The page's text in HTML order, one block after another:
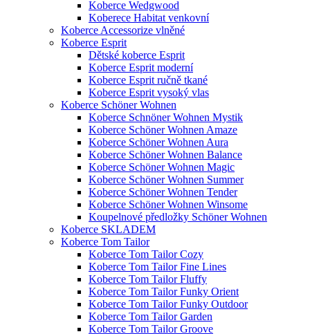
Koberce Wedgwood
Koberece Habitat venkovní
Koberce Accessorize vlněné
Koberce Esprit
Dětské koberce Esprit
Koberce Esprit moderní
Koberce Esprit ručně tkané
Koberce Esprit vysoký vlas
Koberce Schöner Wohnen
Koberce Schnöner Wohnen Mystik
Koberce Schöner Wohnen Amaze
Koberce Schöner Wohnen Aura
Koberce Schöner Wohnen Balance
Koberce Schöner Wohnen Magic
Koberce Schöner Wohnen Summer
Koberce Schöner Wohnen Tender
Koberce Schöner Wohnen Winsome
Koupelnové předložky Schöner Wohnen
Koberce SKLADEM
Koberce Tom Tailor
Koberce Tom Tailor Cozy
Koberce Tom Tailor Fine Lines
Koberce Tom Tailor Fluffy
Koberce Tom Tailor Funky Orient
Koberce Tom Tailor Funky Outdoor
Koberce Tom Tailor Garden
Koberce Tom Tailor Groove